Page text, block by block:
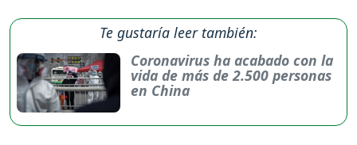
Te gustaría leer también:
Coronavirus ha acabado con la
vida de más de 2.500 personas
en China